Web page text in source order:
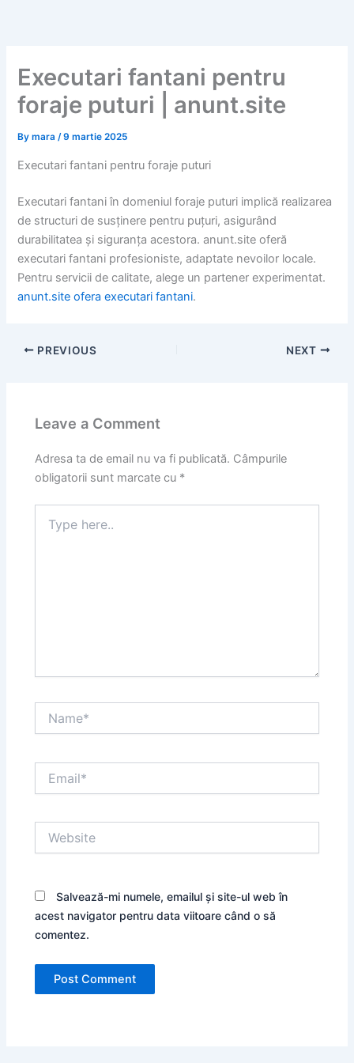
Executari fantani pentru
foraje puturi | anunt.site
Bymara/9 martie 2025
Executari fantani pentru foraje puturi
Executari fantani în domeniul foraje puturi implică realizarea
de structuri de susținere pentru puțuri, asigurând
durabilitatea și siguranța acestora. anunt.site oferă
executari fantani profesioniste, adaptate nevoilor locale.
Pentru servicii de calitate, alege un partener experimentat.
anunt.site ofera executari fantani.
PREVIOUS NEXT
Leave a Comment
Adresa ta de email nu va fi publicată. Câmpurile
obligatorii sunt marcate cu *
here..
Salvează-mi numele, emailul și site-ul web în
acest navigator pentru data viitoare când o să
comentez.